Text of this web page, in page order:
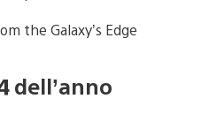
the Galaxy’s Edge
dell’anno